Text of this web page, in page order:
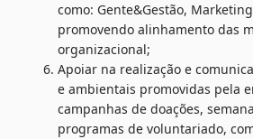
como: Gente&Gestão,
promovendo alinhamento das
organizacional;
Apoiar na realização e
e ambientais promovidas pela
campanhas de doações,
programas de voluntariado,